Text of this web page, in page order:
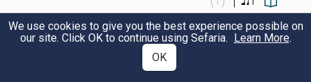
רַבִּי יְהוּדָה קָם לֵילְיָא חַד לְמִלְעֵי בְּאוֹרַיְיתָא
RESOURCES
We use cookies to give you the best experience possible on
our site. Click OK to continue using Sefaria. Learn More.
OK